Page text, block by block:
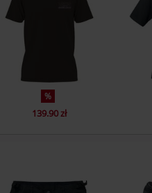
%
139.90 zł